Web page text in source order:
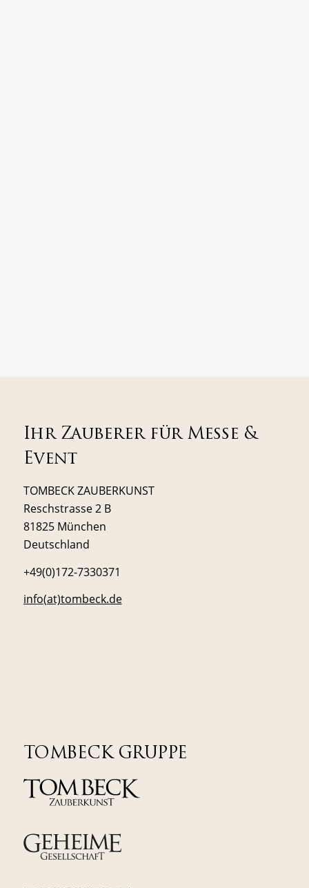
Ihr Zauberer für Messe &
Event
TOMBECK ZAUBERKUNST
Reschstrasse 2 B
81825 München
Deutschland
+49(0)172-7330371
info(at)tombeck.de
TOMBECK GRUPPE